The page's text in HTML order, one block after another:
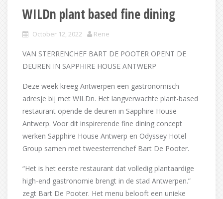
WILDn plant based fine dining
October 12, 2022 Rene
VAN STERRENCHEF BART DE POOTER OPENT DE
DEUREN IN SAPPHIRE HOUSE ANTWERP
Deze week kreeg Antwerpen een gastronomisch
adresje bij met WILDn. Het langverwachte plant-based
restaurant opende de deuren in Sapphire House
Antwerp. Voor dit inspirerende fine dining concept
werken Sapphire House Antwerp en Odyssey Hotel
Group samen met tweesterrenchef Bart De Pooter.
“Het is het eerste restaurant dat volledig plantaardige
high-end gastronomie brengt in de stad Antwerpen.”
zegt Bart De Pooter. Het menu belooft een unieke